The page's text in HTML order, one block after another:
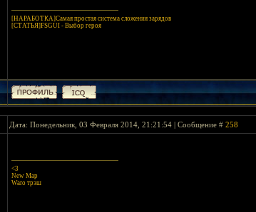
[НАРАБОТКА]Самая простая система сложения зарядов
[СТАТЬЯ]FSGUI - Выбор героя
Дата: Понедельник, 03 Февраля 2014, 21:21:54 | Сообщение # 258
<3
New Map
Waro трэш